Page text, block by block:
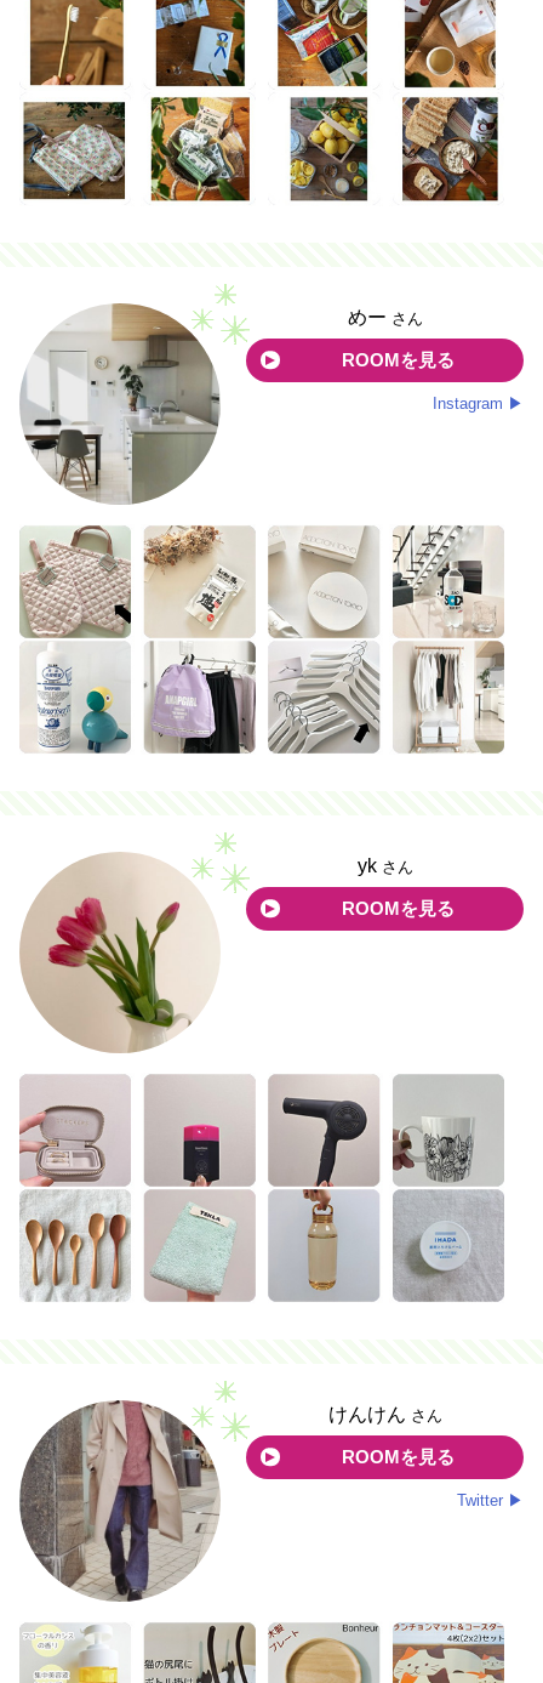
めー さん
ROOMを見る
Instagram ▶
yk さん
ROOMを見る
けんけん さん
ROOMを見る
Twitter ▶